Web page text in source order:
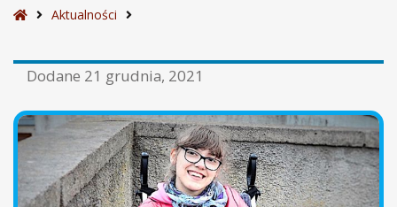
S
o
a
g
ó
w
Aktualności
Dodane 21 grudnia, 2021